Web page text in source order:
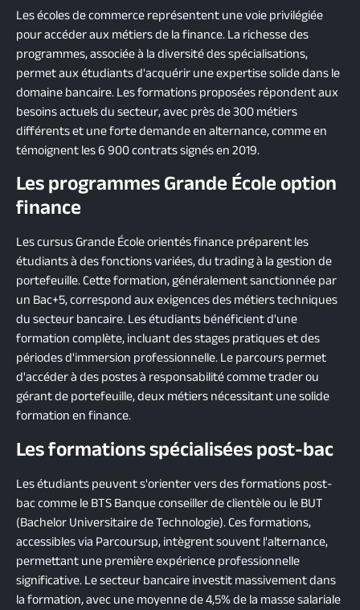
Les écoles de commerce représentent une voie privilégiée
pour accéder aux métiers de la finance. La richesse des
programmes, associée à la diversité des spécialisations,
permet aux étudiants d'acquérir une expertise solide dans le
domaine bancaire. Les formations proposées répondent aux
besoins actuels du secteur, avec près de 300 métiers
différents et une forte demande en alternance, comme en
témoignent les 6 900 contrats signés en 2019.
Les programmes Grande École option
finance
Les cursus Grande École orientés finance préparent les
étudiants à des fonctions variées, du trading à la gestion de
portefeuille. Cette formation, généralement sanctionnée par
un Bac+5, correspond aux exigences des métiers techniques
du secteur bancaire. Les étudiants bénéficient d'une
formation complète, incluant des stages pratiques et des
périodes d'immersion professionnelle. Le parcours permet
d'accéder à des postes à responsabilité comme trader ou
gérant de portefeuille, deux métiers nécessitant une solide
formation en finance.
Les formations spécialisées post-bac
Les étudiants peuvent s'orienter vers des formations post-
bac comme le BTS Banque conseiller de clientèle ou le BUT
(Bachelor Universitaire de Technologie). Ces formations,
accessibles via Parcoursup, intègrent souvent l'alternance,
permettant une première expérience professionnelle
significative. Le secteur bancaire investit massivement dans
la formation, avec une moyenne de 4,5% de la masse salariale